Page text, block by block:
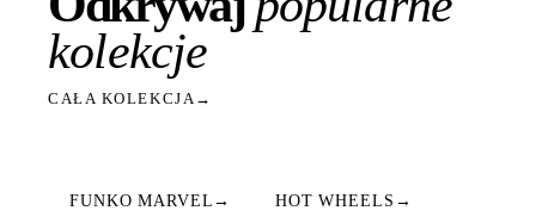
kolekcje
CAŁA KOLEKCJA→
FUNKO MARVEL → HOT WHEELS →